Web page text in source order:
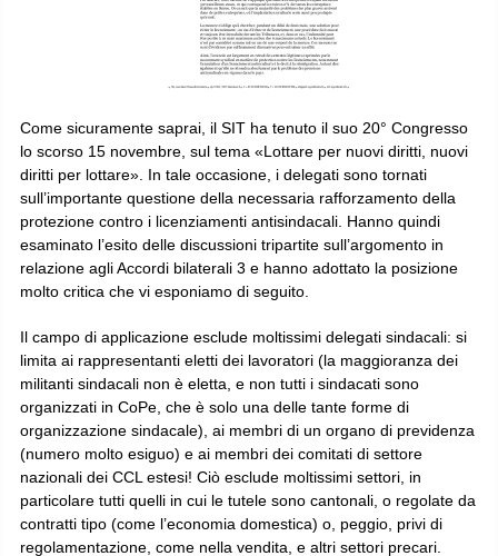
Come sicuramente saprai, il SIT ha tenuto il suo 20° Congresso
lo scorso 15 novembre, sul tema «Lottare per nuovi diritti, nuovi
diritti per lottare». In tale occasione, i delegati sono tornati
sull’importante questione della necessaria rafforzamento della
protezione contro i licenziamenti antisindacali. Hanno quindi
esaminato l’esito delle discussioni tripartite sull’argomento in
relazione agli Accordi bilaterali 3 e hanno adottato la posizione
molto critica che vi esponiamo di seguito.
Il campo di applicazione esclude moltissimi delegati sindacali: si
limita ai rappresentanti eletti dei lavoratori (la maggioranza dei
militanti sindacali non è eletta, e non tutti i sindacati sono
organizzati in CoPe, che è solo una delle tante forme di
organizzazione sindacale), ai membri di un organo di previdenza
(numero molto esiguo) e ai membri dei comitati di settore
nazionali dei CCL estesi! Ciò esclude moltissimi settori, in
particolare tutti quelli in cui le tutele sono cantonali, o regolate da
contratti tipo (come l’economia domestica) o, peggio, privi di
regolamentazione, come nella vendita, e altri settori precari.